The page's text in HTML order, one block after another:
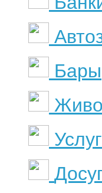
Бары